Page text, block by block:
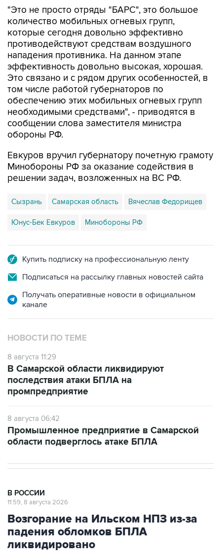
"Это не просто отряды "БАРС", это большое
количество мобильных огневых групп,
которые сегодня довольно эффективно
противодействуют средствам воздушного
нападения противника. На данном этапе
эффективность довольно высокая, хорошая.
Это связано и с рядом других особенностей, в
том числе работой губернаторов по
обеспечению этих мобильных огневых групп
необходимыми средствами", - приводятся в
сообщении слова заместителя министра
обороны РФ.
Евкуров вручил губернатору почетную грамоту
Минобороны РФ за оказание содействия в
решении задач, возложенных на ВС РФ.
Сызрань Самарская область Вячеслав Федорищев
Юнус-Бек Евкуров Минобороны РФ
Купить подписку на профессиональную ленту
Подписаться на рассылку главных новостей сайта
Получать оперативные новости в официальном
канале
НОВОСТИ ПО ТЕМЕ
8 августа 11:29
В Самарской области ликвидируют
последствия атаки БПЛА на
промпредприятие
8 августа 06:42
Промышленное предприятие в Самарской
области подверглось атаке БПЛА
В РОССИИ
11:59, 8 августа 2026
Возгорание на Ильском НПЗ из-за
падения обломков БПЛА
ликвидировано